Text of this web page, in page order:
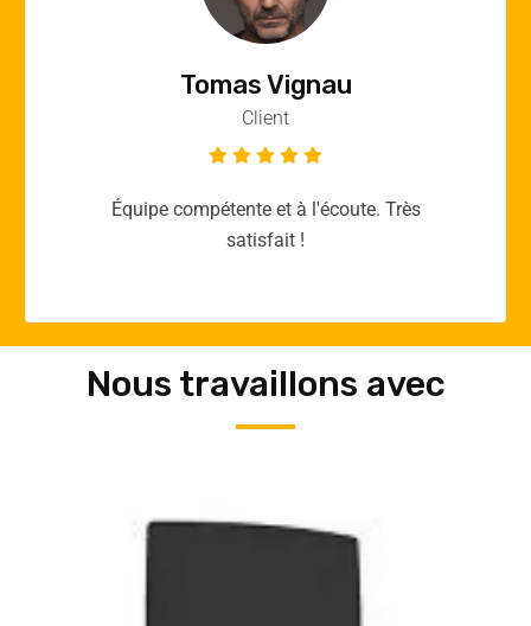
Vincent Quere
Client
Merci yellow365.work pour votre expertise!
Nous travaillons avec